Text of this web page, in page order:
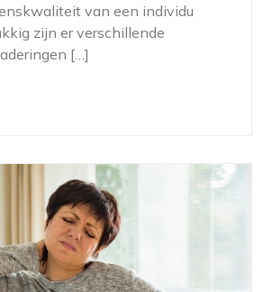
van een individu
zijn er verschillende
[…]